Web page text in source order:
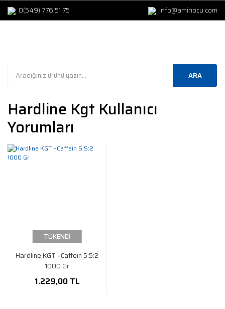
0(549) 776 51 75 info@aminocu.com
ARA
Hardline Kgt Kullanıcı
Yorumları
TÜKENDİ
Hardline KGT +Caffein 5:5:2
1000 Gr
1.229,00 TL